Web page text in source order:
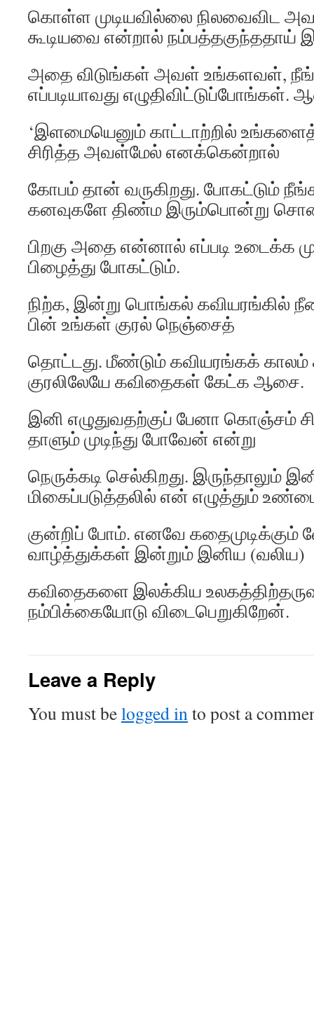
கொள்ள முடியவில்லை நிலவைவிட
கூடியவை என்றால் நம்பத்தகுந்ததாய்
அதை விடுங்கள் அவள் உங்களவள்,
எப்படியாவது எழுதிவிட்டுப்போங்கள்.
‘இளமையெனும் காட்டாற்றில்
சிரித்த அவள்மேல் எனக்கென்றால்
கோபம் தான் வருகிறது. போகட்டும்
கனவுகளே திண்ம இரும்பொன்று
பிறகு அதை என்னால் எப்படி உடைக்க
பிழைத்து போகட்டும்.
நிற்க, இன்று பொங்கல் கவியரங்கில்
பின் உங்கள் குரல் நெஞ்சைத்
தொட்டது. மீண்டும் கவியரங்கக்
குரலிலேயே கவிதைகள் கேட்க ஆசை.
இனி எழுதுவதற்குப் பேனா கொஞ்சம்
தாளும் முடிந்து போவேன் என்று
நெருக்கடி செல்கிறது. இருந்தாலும்
மிகைப்படுத்தலில் என் எழுத்தும்
குன்றிப் போம். எனவே
வாழ்த்துக்கள் இன்றும் இனிய (வலிய)
கவிதைகளை இலக்கிய
நம்பிக்கையோடு விடைபெறுகிறேன்.
Leave a Reply
You must belogged into post a